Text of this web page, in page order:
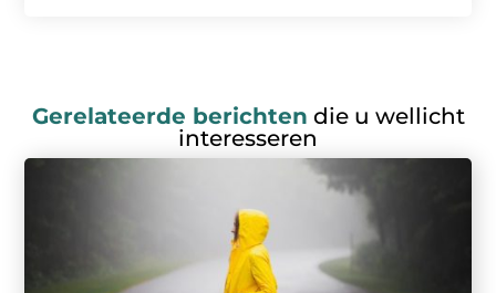
Gerelateerde berichten die u wellicht
interesseren